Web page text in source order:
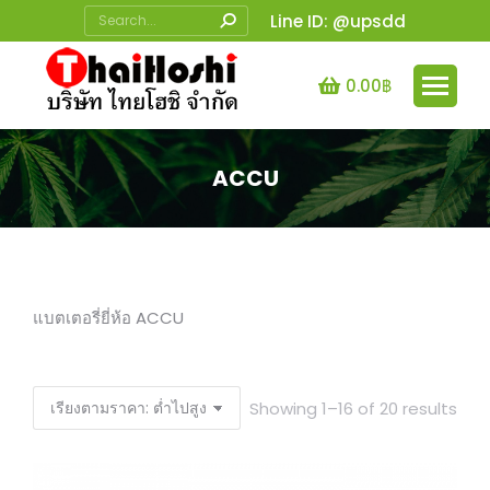
Search: Line ID: @upsdd
0.00฿
ACCU
You are here:
แบตเตอรี่ยี่ห้อ ACCU
Showing 1–16 of 20 results